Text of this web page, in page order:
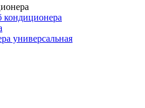
кондиционера
универсальная